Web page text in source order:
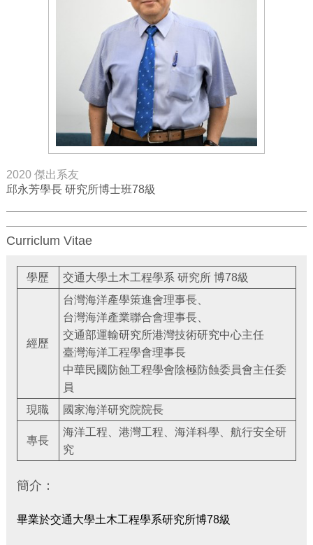
2020 傑出系友
邱永芳學長 研究所博士班78級
Curriclum Vitae
學歷 交通大學土木工程學系 研究所 博78級
經歷
台灣海洋產學策進會理事長、
台灣海洋產業聯合會理事長、
交通部運輸研究所港灣技術研究中心主任
臺灣海洋工程學會理事長
中華民國防蝕工程學會陰極防蝕委員會主任委
員
現職
國家海洋研究院院長
專長
海洋工程、港灣工程、海洋科學、航行安全研
究
簡介：
畢業於交通大學土木工程學系研究所博78級